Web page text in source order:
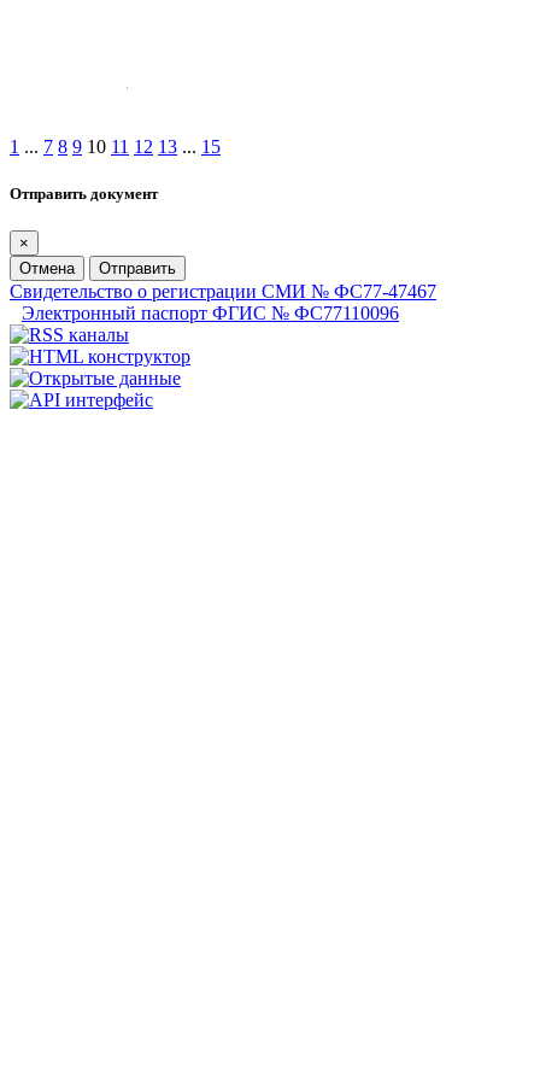
1 ... 7 8 9 10 11 12 13 ... 15
Отправить документ
×
Отмена
Отправить
Свидетельство о регистрации СМИ № ФС77-47467
Электронный паспорт ФГИС № ФС77110096